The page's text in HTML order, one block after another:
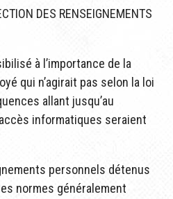
DES RENSEIGNEMENTS
à l’importance de la
qui n’agirait pas selon la loi
allant jusqu’au
informatiques seraient
personnels détenus
normes généralement